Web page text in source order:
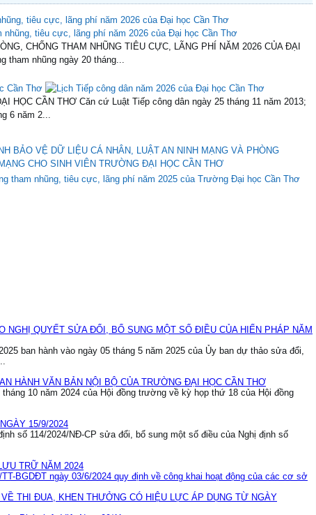
tiêu cực, lãng phí năm 2026 của Đại học Cần Thơ
CHỐNG THAM NHŨNG TIÊU CỰC, LÃNG PHÍ NĂM 2026 CỦA ĐẠI
tham nhũng ngày 20 tháng...
Cần Thơ
HỌC CẦN THƠ Căn cứ Luật Tiếp công dân ngày 25 tháng 11 năm 2013;
6 năm 2...
BẢO VỆ DỮ LIỆU CÁ NHÂN, LUẬT AN NINH MẠNG VÀ PHÒNG
CHO SINH VIÊN TRƯỜNG ĐẠI HỌC CẦN THƠ
tham nhũng, tiêu cực, lãng phí năm 2025 của Trường Đại học Cần Thơ
NGHỊ QUYẾT SỬA ĐỔI, BỔ SUNG MỘT SỐ ĐIỀU CỦA HIẾN PHÁP NĂM
ban hành vào ngày 05 tháng 5 năm 2025 của Ủy ban dự thảo sửa đổi,
HÀNH VĂN BẢN NỘI BỘ CỦA TRƯỜNG ĐẠI HỌC CẦN THƠ
10 năm 2024 của Hội đồng trường về kỳ họp thứ 18 của Hội đồng
15/9/2024
số 114/2024/NĐ-CP sửa đổi, bổ sung một số điều của Nghị định số
TRỮ NĂM 2024
BGDĐT ngày 03/6/2024 quy định về công khai hoạt động của các cơ sở
THI ĐUA, KHEN THƯỞNG CÓ HIỆU LỰC ÁP DỤNG TỪ NGÀY